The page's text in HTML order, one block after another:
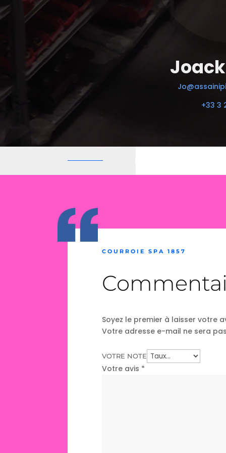
+33 3
COURROIE SPA 1857
Soyez le premier à laisser votre
Votre adresse e-mail ne sera
VOTRE NOTE
Votre avis *